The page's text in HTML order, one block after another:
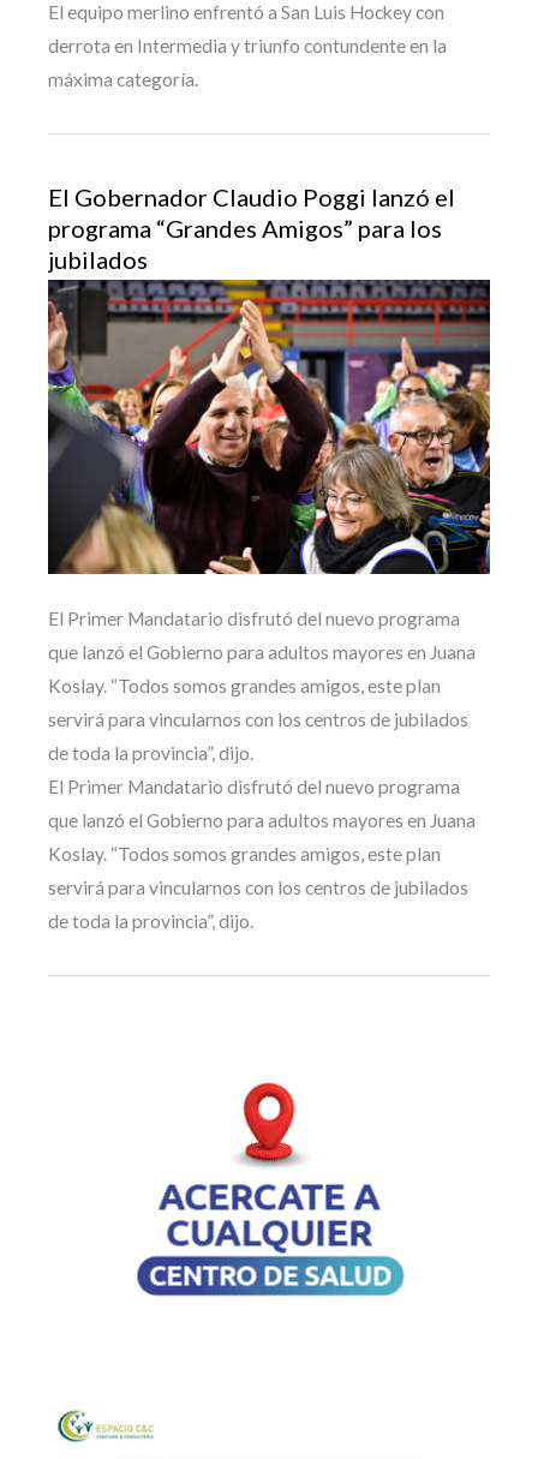
El equipo merlino enfrentó a San Luis Hockey con
derrota en Intermedia y triunfo contundente en la
máxima categoría.
El Gobernador Claudio Poggi lanzó el
programa “Grandes Amigos” para los
jubilados
El Primer Mandatario disfrutó del nuevo programa
que lanzó el Gobierno para adultos mayores en Juana
Koslay. “Todos somos grandes amigos, este plan
servirá para vincularnos con los centros de jubilados
de toda la provincia”, dijo.
El Primer Mandatario disfrutó del nuevo programa
que lanzó el Gobierno para adultos mayores en Juana
Koslay. “Todos somos grandes amigos, este plan
servirá para vincularnos con los centros de jubilados
de toda la provincia”, dijo.